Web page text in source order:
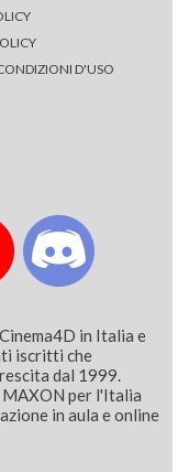
D'USO
in Italia e
iscritti che
dal 1999.
per l'Italia
in aula e online